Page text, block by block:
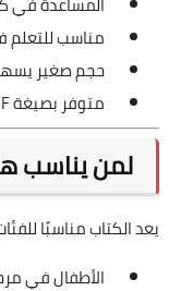
مناسب للتعلم
حجم صغير يسهل
متوفر بصيغة PDF مجانًا.
لمن يناسب
يعد الكتاب مناسبًا
الأطفال في